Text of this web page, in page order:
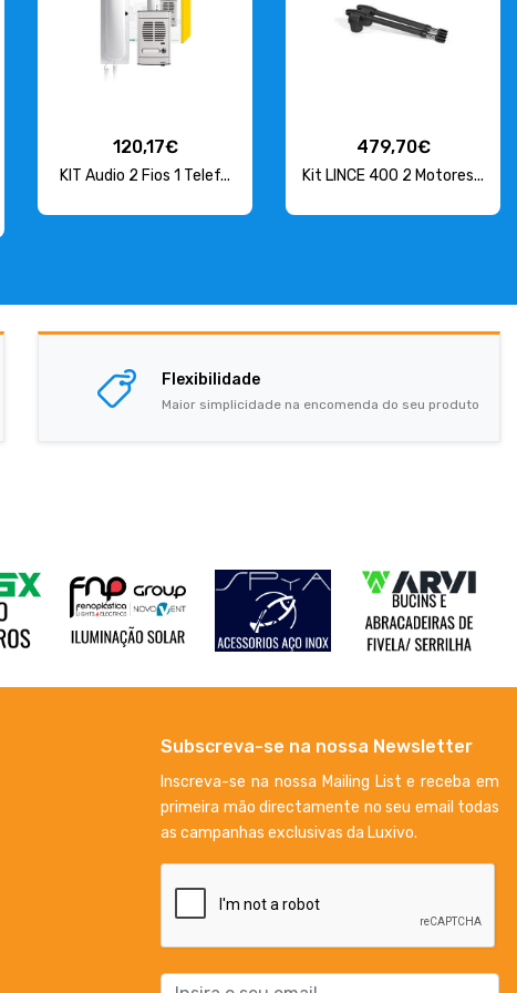
120,17€
KIT Audio 2 Fios 1 Telef...
479,70€
Kit LINCE 400 2 Motores...
Flexibilidade
Maior simplicidade na encomenda do seu produto
Subscreva-se na nossa Newsletter
Inscreva-se na nossa Mailing List e receba em
primeira mão directamente no seu email todas
as campanhas exclusivas da Luxivo.